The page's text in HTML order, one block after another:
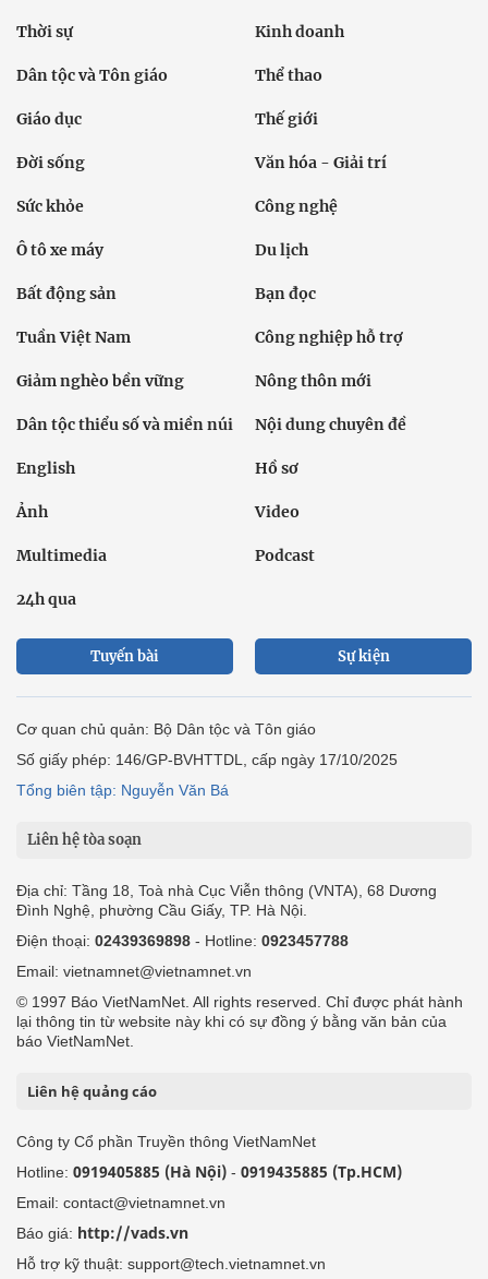
Thời sự Kinh doanh
Dân tộc và Tôn giáo Thể thao
Giáo dục Thế giới
Đời sống Văn hóa - Giải trí
Sức khỏe Công nghệ
Ô tô xe máy Du lịch
Bất động sản Bạn đọc
Tuần Việt Nam Công nghiệp hỗ trợ
Giảm nghèo bền vững Nông thôn mới
Dân tộc thiểu số và miền núi Nội dung chuyên đề
English Hồ sơ
Ảnh Video
Multimedia Podcast
24h qua
Tuyến bài Sự kiện
Cơ quan chủ quản: Bộ Dân tộc và Tôn giáo
Số giấy phép: 146/GP-BVHTTDL, cấp ngày 17/10/2025
Tổng biên tập: Nguyễn Văn Bá
Liên hệ tòa soạn
Địa chỉ: Tầng 18, Toà nhà Cục Viễn thông (VNTA), 68 Dương
Đình Nghệ, phường Cầu Giấy, TP. Hà Nội.
Điện thoại: 02439369898 - Hotline: 0923457788
Email: vietnamnet@vietnamnet.vn
© 1997 Báo VietNamNet. All rights reserved. Chỉ được phát hành
lại thông tin từ website này khi có sự đồng ý bằng văn bản của
báo VietNamNet.
Liên hệ quảng cáo
Công ty Cổ phần Truyền thông VietNamNet
Hotline: 0919405885 (Hà Nội) - 0919435885 (Tp.HCM)
Email: contact@vietnamnet.vn
Báo giá: http://vads.vn
Hỗ trợ kỹ thuật: support@tech.vietnamnet.vn